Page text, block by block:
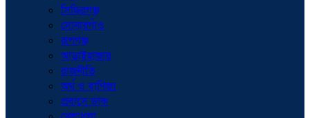
সিদ্ধিরগঞ্জ
সোনারগাঁও
রূপগঞ্জ
আড়াইহাজার
রাজনীতি
অর্থ ও বাণিজ্য
প্রবাসে ডাক